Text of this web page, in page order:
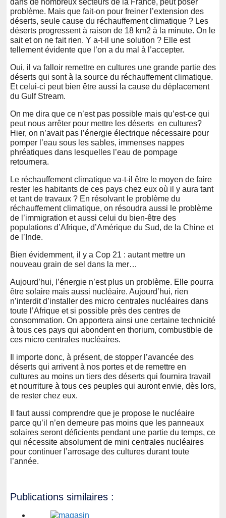
problème. Mais que fait-on pour freiner l’extension des
déserts, seule cause du réchauffement climatique ? Les
déserts progressent à raison de 18 km2 à la minute. On le
sait et on ne fait rien. Y a-t-il une solution ? Elle est
tellement évidente que l’on a du mal à l’accepter.
Oui, il va falloir remettre en cultures une grande partie des
déserts qui sont à la source du réchauffement climatique.
Et celui-ci peut bien être aussi la cause du déplacement
du Gulf Stream.
On me dira que ce n’est pas possible mais qu’est-ce qui
peut nous arrêter pour mettre les déserts en cultures?
Hier, on n’avait pas l’énergie électrique nécessaire pour
pomper l’eau sous les sables, immenses nappes
phréatiques dans lesquelles l’eau de pompage
retournera.
Le réchauffement climatique va-t-il être le moyen de faire
rester les habitants de ces pays chez eux où il y aura tant
et tant de travaux ? En résolvant le problème du
réchauffement climatique, on résoudra aussi le problème
de l’immigration et aussi celui du bien-être des
populations d’Afrique, d’Amérique du Sud, de la Chine et
de l’Inde.
Bien évidemment, il y a Cop 21 : autant mettre un
nouveau grain de sel dans la mer…
Aujourd’hui, l’énergie n’est plus un problème. Elle pourra
être solaire mais aussi nucléaire. Aujourd’hui, rien
n’interdit d’installer des micro centrales nucléaires dans
toute l’Afrique et si possible près des centres de
consommation. On apportera ainsi une certaine technicité
à tous ces pays qui abondent en thorium, combustible de
ces micro centrales nucléaires.
Il importe donc, à présent, de stopper l’avancée des
déserts qui arrivent à nos portes et de remettre en
cultures au moins un tiers des déserts qui fournira travail
et nourriture à tous ces peuples qui auront envie, dès lors,
de rester chez eux.
Il faut aussi comprendre que je propose le nucléaire
parce qu’il n’en demeure pas moins que les panneaux
solaires seront déficients pendant une partie du temps, ce
qui nécessite absolument de mini centrales nucléaires
pour continuer l’arrosage des cultures durant toute
l’année.
Publications similaires :